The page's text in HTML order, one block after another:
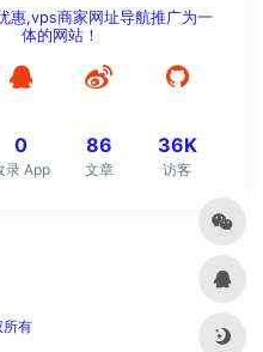
惠,vps商家网址导航推广为一
体的网站！
0
录 App
86
文章
36K
访客
有